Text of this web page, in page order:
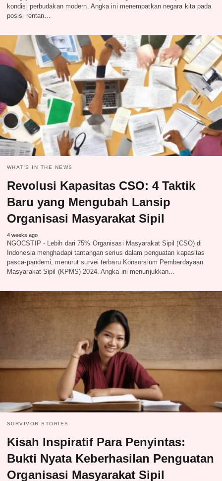
kondisi perbudakan modern. Angka ini menempatkan negara kita pada
posisi rentan…
WHAT‘S IN THE NEWS
Revolusi Kapasitas CSO: 4 Taktik
Baru yang Mengubah Lansip
Organisasi Masyarakat Sipil
4 weeks ago
NGOCSTIP - Lebih dari 75% Organisasi Masyarakat Sipil (CSO) di
Indonesia menghadapi tantangan serius dalam penguatan kapasitas
pasca-pandemi, menurut survei terbaru Konsorsium Pemberdayaan
Masyarakat Sipil (KPMS) 2024. Angka ini menunjukkan…
SURVIVOR STORIES
Kisah Inspiratif Para Penyintas:
Bukti Nyata Keberhasilan Penguatan
Organisasi Masyarakat Sipil